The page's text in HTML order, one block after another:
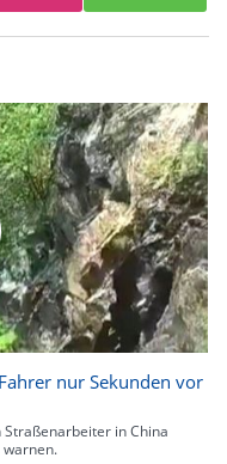
nur Sekunden vor
in China